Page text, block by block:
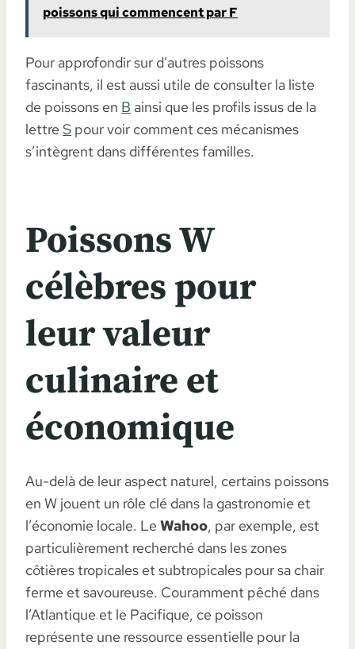
poissons qui commencent par F
Pour approfondir sur d’autres poissons
fascinants, il est aussi utile de consulter la liste
de poissons en B ainsi que les profils issus de la
lettre S pour voir comment ces mécanismes
s’intègrent dans différentes familles.
Poissons W
célèbres pour
leur valeur
culinaire et
économique
Au-delà de leur aspect naturel, certains poissons
en W jouent un rôle clé dans la gastronomie et
l’économie locale. Le Wahoo, par exemple, est
particulièrement recherché dans les zones
côtières tropicales et subtropicales pour sa chair
ferme et savoureuse. Couramment pêché dans
l’Atlantique et le Pacifique, ce poisson
représente une ressource essentielle pour la